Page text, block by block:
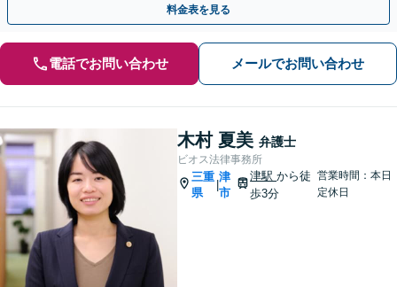
料金表を見る
電話でお問い合わせ メールでお問い合わせ
木村 夏美 弁護士
ビオス法律事務所
三重
県
|
津
市
津駅から徒
歩3分
営業時間：本日
定休日